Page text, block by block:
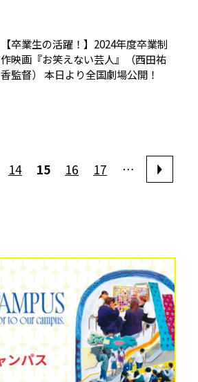
【卒業生の活躍！】2024年度卒業制
作映画『お笑えない芸人』（西田祐
香監督） 本日より全国劇場公開！
14 15 16 17 …